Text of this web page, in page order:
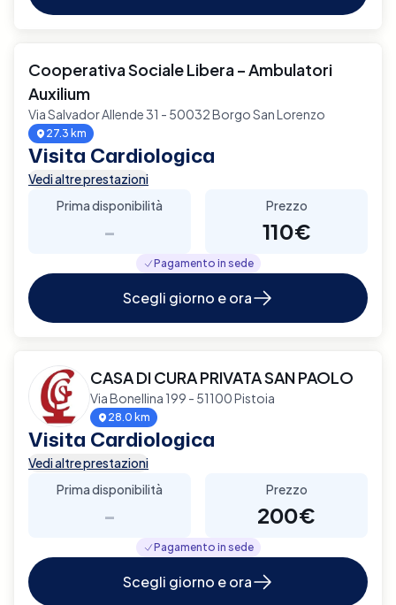
Cooperativa Sociale Libera – Ambulatori
Auxilium
Via Salvador Allende 31 - 50032 Borgo San Lorenzo
27.3 km
Visita Cardiologica
Vedi altre prestazioni
Prima disponibilità
-
Prezzo
110€
Pagamento in sede
Scegli giorno e ora
CASA DI CURA PRIVATA SAN PAOLO
Via Bonellina 199 - 51100 Pistoia
28.0 km
Visita Cardiologica
Vedi altre prestazioni
Prima disponibilità
-
Prezzo
200€
Pagamento in sede
Scegli giorno e ora